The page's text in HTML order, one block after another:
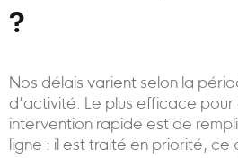
?
Nos délais varient selon la
d’activité. Le plus efficace pour
intervention rapide est de
ligne : il est traité en priorité, ce